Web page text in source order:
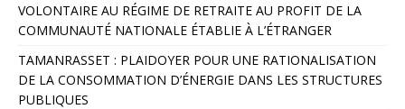
VOLONTAIRE AU RÉGIME DE RETRAITE AU PROFIT DE LA
COMMUNAUTÉ NATIONALE ÉTABLIE À L’ÉTRANGER
TAMANRASSET : PLAIDOYER POUR UNE RATIONALISATION
DE LA CONSOMMATION D’ÉNERGIE DANS LES STRUCTURES
PUBLIQUES